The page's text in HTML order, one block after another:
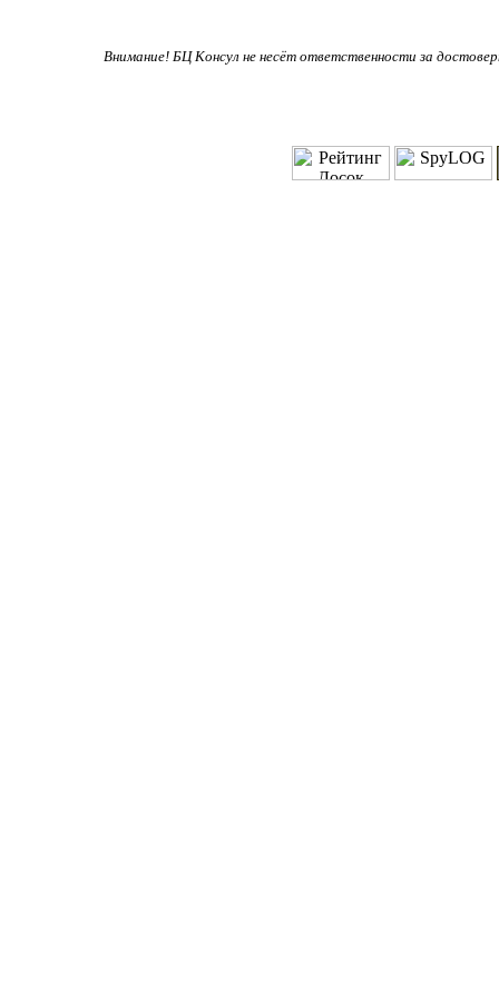
Внимание! БЦ Консул не несёт ответственности за